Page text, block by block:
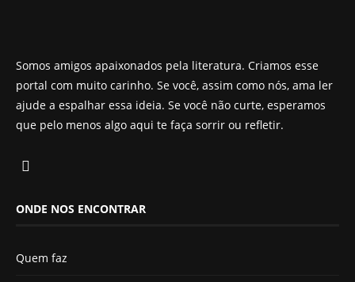
Somos amigos apaixonados pela literatura. Criamos esse
portal com muito carinho. Se você, assim como nós, ama ler
ajude a espalhar essa ideia. Se você não curte, esperamos
que pelo menos algo aqui te faça sorrir ou refletir.
ONDE NOS ENCONTRAR
Quem faz